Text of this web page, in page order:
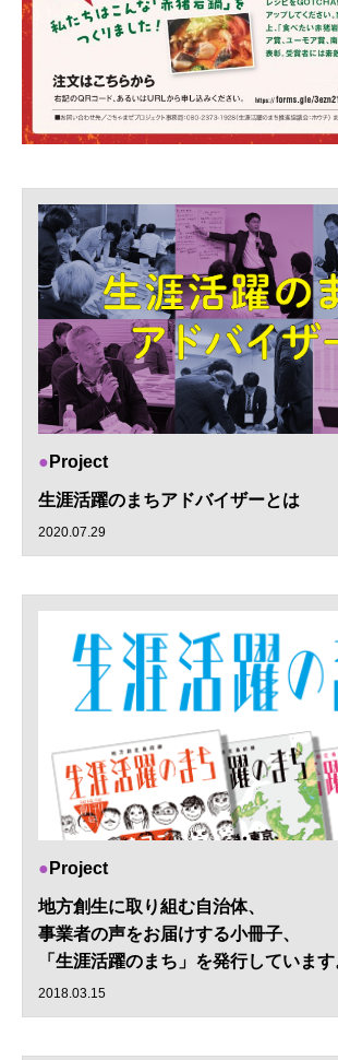
Project
生涯活躍のまちアドバイザーとは
2020.07.29
Project
地方創生に取り組む自治体、
事業者の声をお届けする小冊子、
「生涯活躍のまち」を発行しています
2018.03.15